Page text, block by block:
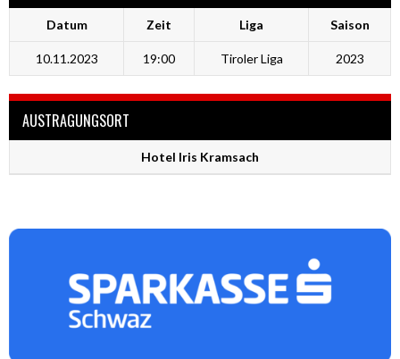
Datum Zeit Liga Saison
10.11.2023 19:00 Tiroler Liga 2023
AUSTRAGUNGSORT
Hotel Iris Kramsach